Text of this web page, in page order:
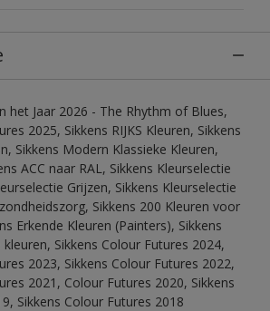
het Jaar 2026 - The Rhythm of Blues,
2025, Sikkens RIJKS Kleuren, Sikkens
Sikkens Modern Klassieke Kleuren,
ACC naar RAL, Sikkens Kleurselectie
Grijzen, Sikkens Kleurselectie
Sikkens 200 Kleuren voor
Erkende Kleuren (Painters), Sikkens
Sikkens Colour Futures 2024,
2023, Sikkens Colour Futures 2022,
2021, Colour Futures 2020, Sikkens
Sikkens Colour Futures 2018